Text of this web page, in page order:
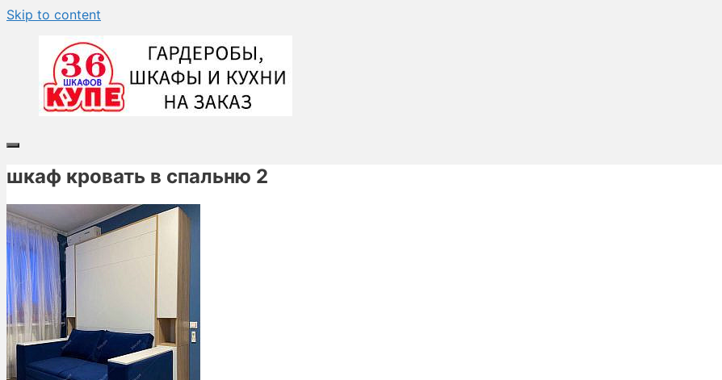
Skip to content
шкаф кровать в спальню 2